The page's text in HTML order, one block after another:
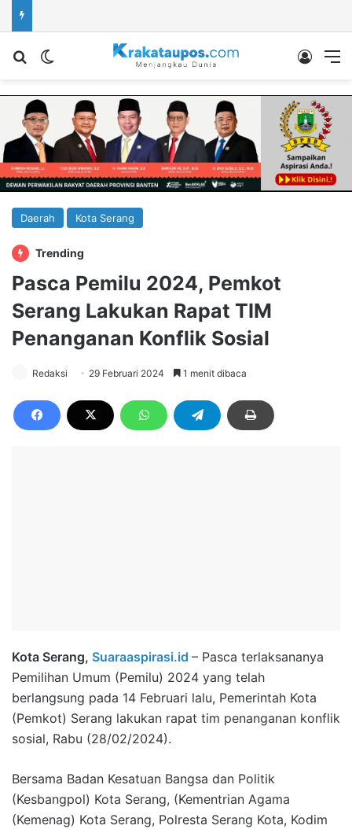
Cari berita...Switch skin Log In
Daerah Kota Serang
Trending
Pasca Pemilu 2024, Pemkot
Serang Lakukan Rapat TIM
Penanganan Konflik Sosial
Redaksi 29 Februari 2024 1 menit dibaca
Kota Serang, Suaraaspirasi.id – Pasca terlaksananya
Pemilihan Umum (Pemilu) 2024 yang telah
berlangsung pada 14 Februari lalu, Pemerintah Kota
(Pemkot) Serang lakukan rapat tim penanganan konflik
sosial, Rabu (28/02/2024).
Bersama Badan Kesatuan Bangsa dan Politik
(Kesbangpol) Kota Serang, (Kementrian Agama
(Kemenag) Kota Serang, Polresta Serang Kota, Kodim